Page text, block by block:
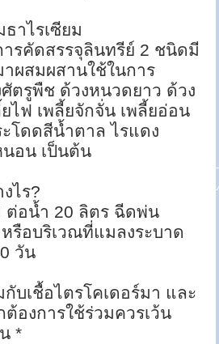
ธาไรเซียม
รคัดสรรจุลินทรีย์ 2 ชนิดมี
ผสมผสานใช้ในการ
ตรูพืช ด้วงหนวดยาว ด้วง
ไฟ เพลี้ยจักจั่น เพลี้ยอ่อน
โดดสีน้ำตาล ไรแดง
อน เป็นต้น
ไร?
ต่อน้ำ 20 ลิตร ฉีดพ่น
รือบริเวณที่แมลงระบาด
วัน
บเชื้อไตรโคเดอร์มา และ
องการใช้ร่วมควรเว้น
*